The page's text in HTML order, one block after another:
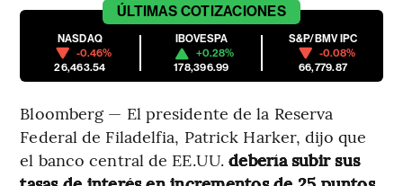
ÚLTIMAS COTIZACIONES
NASDAQ
-0.46%
26,463.54
IBOVESPA
+0.28%
178,396.99
S&P/BMV IPC
-0.08%
66,779.87
Bloomberg — El presidente de la Reserva
Federal de Filadelfia, Patrick Harker, dijo que
el banco central de EE.UU.debería subir sus